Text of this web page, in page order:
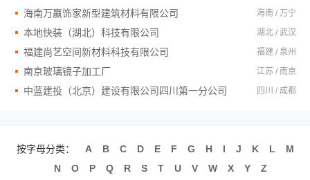
海南万赢饰家新型建筑材料有限公司 海南 / 万宁
本地快装（湖北）科技有限公司 湖北 / 武汉
福建尚艺空间新材料科技有限公司 福建 / 泉州
南京玻璃镜子加工厂 江苏 / 南京
中蓝建投（北京）建设有限公司四川第一分公司 四川 / 成都
按字母分类： A B C D E F G H I J K L
M
N
O P Q R S T U V W X Y Z